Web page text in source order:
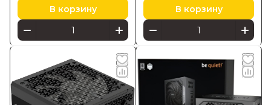
В корзину В корзину